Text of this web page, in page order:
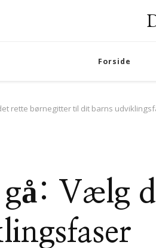
Forside
rette børnegitter til dit barns
Vælg